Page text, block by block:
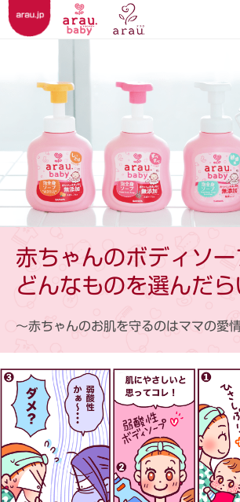
赤ちゃんのボディソー
どんなものを選んだら
〜赤ちゃんのお肌を守るのはママの愛